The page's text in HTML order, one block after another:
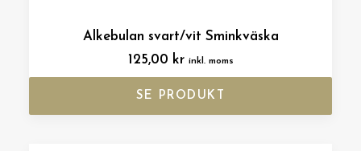
Alkebulan svart/vit Sminkväska
125,00 kr inkl. moms
SE PRODUKT